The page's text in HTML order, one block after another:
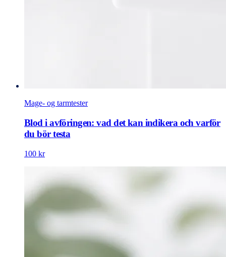
Mage- og tarmtester
Blod i avföringen: vad det kan indikera och varför
du bör testa
100 kr